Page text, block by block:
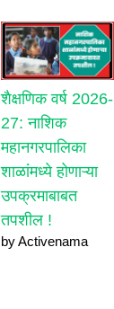
शैक्षणिक वर्ष 2026-
27: नाशिक
महानगरपालिका
शाळांमध्ये होणाऱ्या
उपक्रमाबाबत
तपशील !
by Activenama